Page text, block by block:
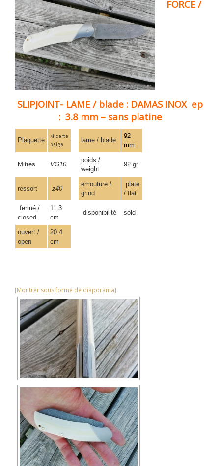
FORCE /
SLIPJOINT- LAME / blade : DAMAS INOX ep
: 3.8 mm – sans platine
Plaquette
Micarta
beige
lame / blade
92
mm
Mitres VG10
poids /
weight
92 gr
ressort z40
emouture /
grind
plate
/ flat
fermé /
closed
11.3
cm
disponibilité sold
ouvert /
open
20.4
cm
[Montrer sous forme de diaporama]